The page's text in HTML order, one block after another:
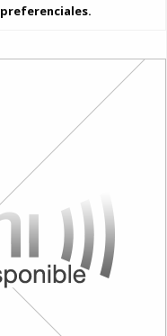
preferenciales.